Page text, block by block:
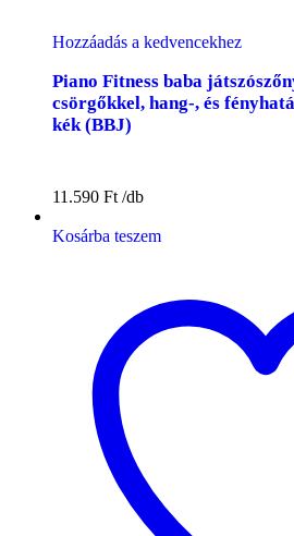
Hozzáadás a kedvencekhez
Piano Fitness baba
csörgőkkel, hang-, és
kék (BBJ)
11.590 Ft
Kosárba teszem